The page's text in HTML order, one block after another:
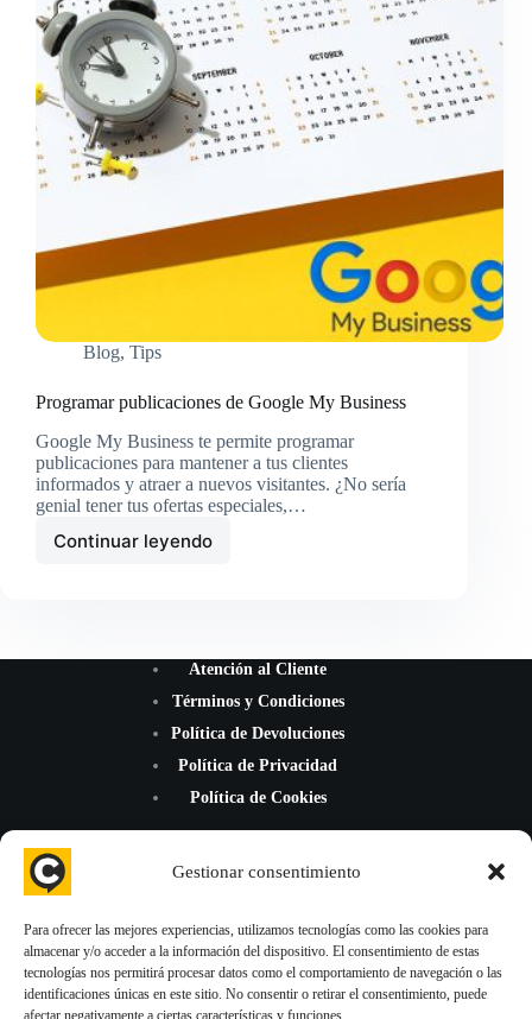
Gestionar consentimiento
Para ofrecer las mejores experiencias, utilizamos tecnologías como las cookies para
almacenar y/o acceder a la información del dispositivo. El consentimiento de estas
tecnologías nos permitirá procesar datos como el comportamiento de navegación o las
identificaciones únicas en este sitio. No consentir o retirar el consentimiento, puede
afectar negativamente a ciertas características y funciones.
Blog, Tips
Programar publicaciones de Google My Business
Google My Business te permite programar
publicaciones para mantener a tus clientes
informados y atraer a nuevos visitantes. ¿No sería
genial tener tus ofertas especiales,…
Continuar leyendo
Programar
BusinessAtención al Cliente
Términos y Condiciones
Política de Devoluciones
Política de Privacidad
Política de Cookies
¡Mejoramos la reputación de tu negocio con nuevas reseñas de
Google Maps, TripAdvisor y Trustpilot!